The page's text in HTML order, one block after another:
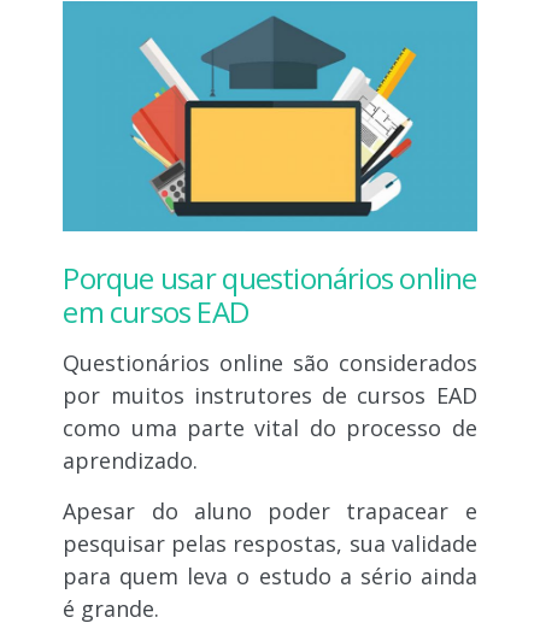
Porque usar questionários online
em cursos EAD
Questionários online são considerados
por muitos instrutores de cursos EAD
como uma parte vital do processo de
aprendizado.
Apesar do aluno poder trapacear e
pesquisar pelas respostas, sua validade
para quem leva o estudo a sério ainda
é grande.